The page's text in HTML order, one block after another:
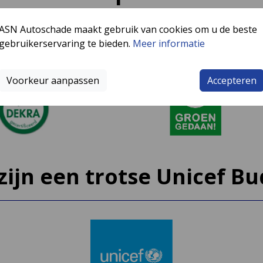
een trotse Unicef
Autoschade maakt gebruik van cookies om u de beste
te bieden. Meer informatie
Voorkeur aanpassen Accepteren